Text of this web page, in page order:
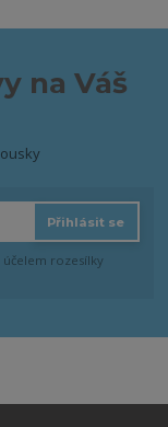
na Váš
Přihlásit se
účelem rozesílky